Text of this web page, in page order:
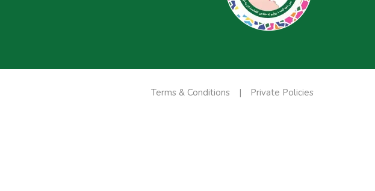
Private Policies
Terms & Conditions